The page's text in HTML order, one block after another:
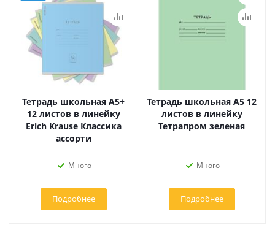
Тетрадь школьная А5+
12 листов в линейку
Erich Krause Классика
ассорти
Много
Подробнее
Тетрадь школьная А5 12
листов в линейку
Тетрапром зеленая
Много
Подробнее